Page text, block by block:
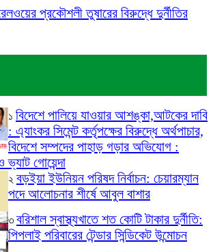
প্রকৌশলী তুষারের বিরুদ্ধে দুর্নীতির
১ বিদেশে পালিয়ে যাওয়ার আশঙ্কা,আটকের দাবি
: এ্যাংকর সিমেন্ট কর্তৃপক্ষের বিরুদ্ধে অর্থপাচার,
বিদেশে সম্পদের পাহাড় গড়ার অভিযোগ :
গোয়েন্দা
২ বড়ইয়া ইউনিয়ন পরিষদ নির্বাচন: চেয়ারম্যান
পদে আলোচনার শীর্ষে আবুল বাশার
৩ বরিশাল স্বাস্থ্যখাতে শত কোটি টাকার দুর্নীতি:
পিপলাই পরিবারের টেন্ডার সিন্ডিকেট উন্মোচন